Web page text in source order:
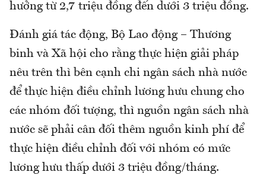
hưởng từ 2,7 triệu đồng đến dưới 3 triệu đồng.
Đánh giá tác động, Bộ Lao động – Thương
binh và Xã hội cho rằng thực hiện giải pháp
nêu trên thì bên cạnh chi ngân sách nhà nước
để thực hiện điều chỉnh lương hưu chung cho
các nhóm đối tượng, thì nguồn ngân sách nhà
nước sẽ phải cân đối thêm nguồn kinh phí để
thực hiện điều chỉnh đối với nhóm có mức
lương hưu thấp dưới 3 triệu đồng/tháng.